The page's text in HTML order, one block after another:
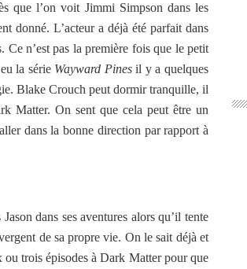
que l’on voit Jimmi Simpson dans les
donné. L’acteur a déjà été parfait dans
Ce n’est pas la première fois que le petit
la série Wayward Pinesil y a quelques
Blake Crouch peut dormir tranquille, il
Matter. On sent que cela peut être un
dans la bonne direction par rapport à
dans ses aventures alors qu’il tente
de sa propre vie. On le sait déjà et
trois épisodes à Dark Matter pour que